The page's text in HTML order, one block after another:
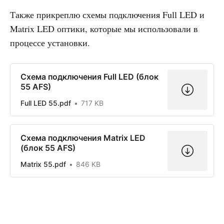
Также прикреплю схемы подключения Full LED и
Matrix LED оптики, которые мы использовали в
процессе установки.
Схема подключения Full LED (блок
55 AFS)
Full LED 55.pdf 717 KB
Схема подключения Matrix LED
(блок 55 AFS)
Matrix 55.pdf 846 KB